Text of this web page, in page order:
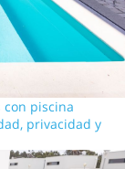
con piscina
privacidad y